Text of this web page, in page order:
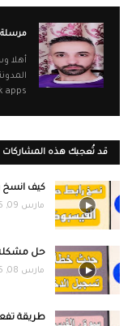
apps
قد تُعجبك هذه المشاركات
كيف انسخ
مارس 09, 2025
حل
مارس 08, 2025
طريقة